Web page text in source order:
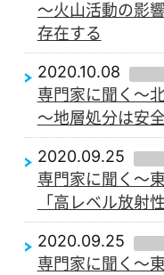
～火山活動の影
存在する
2020.10.08
専門家に聞く～
～地層処分は安
2020.09.25
専門家に聞く～
「高レベル放射
2020.09.25
専門家に聞く～